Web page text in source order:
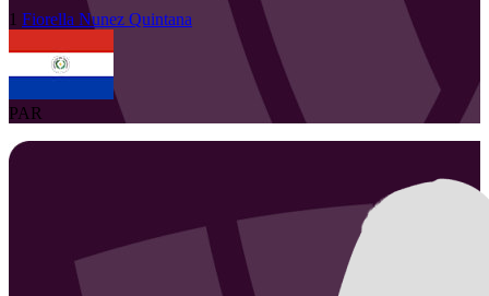
1 Fiorella Nunez Quintana
PAR